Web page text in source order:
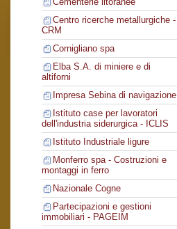
Centro ricerche metallurgiche -
CRM
Cornigliano spa
Elba S.A. di miniere e di
altiforni
Impresa Sebina di navigazione
Istituto case per lavoratori
dell'industria siderurgica - ICLIS
Istituto Industriale ligure
Monferro spa - Costruzioni e
montaggi in ferro
Nazionale Cogne
Partecipazioni e gestioni
immobiliari - PAGEIM